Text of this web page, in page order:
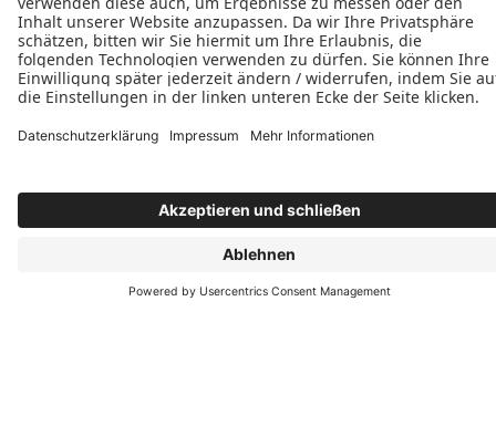
Dienstag: 07:30–16:00 Uhr
Mittwoch: 07:30–16:00 Uhr
Donnerstag: 07:30–16:00 Uhr
Freitag: 07:30–12:30 Uhr